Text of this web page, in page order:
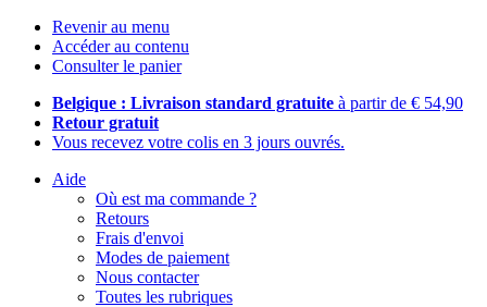
Revenir au menu
Accéder au contenu
Consulter le panier
Belgique : Livraison standard gratuite à partir de € 54,90
Retour gratuit
Vous recevez votre colis en 3 jours ouvrés.
Aide
Où est ma commande ?
Retours
Frais d'envoi
Modes de paiement
Nous contacter
Toutes les rubriques